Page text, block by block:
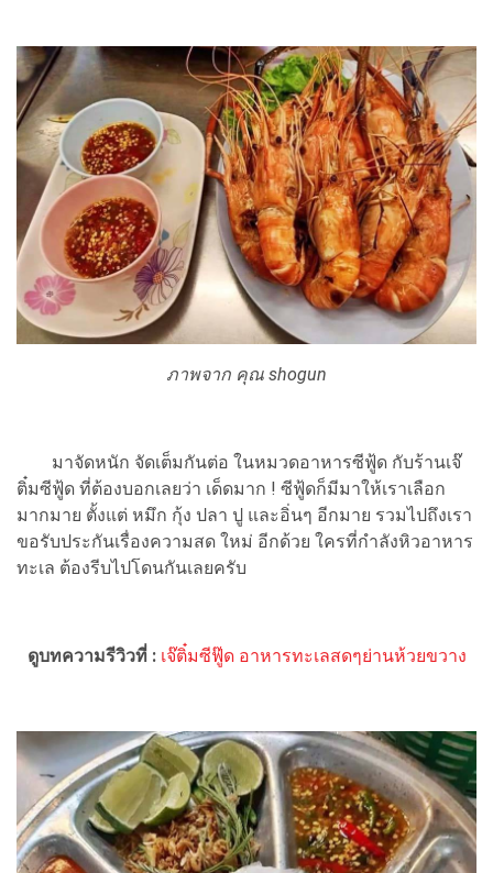
ภาพจาก คุณ shogun
มาจัดหนัก จัดเต็มกันต่อ ในหมวดอาหารซีฟู้ด กับร้านเจ๊
ติ๋มซีฟู้ด ที่ต้องบอกเลยว่า เด็ดมาก ! ซีฟู้ดก็มีมาให้เราเลือก
มากมาย ตั้งแต่ หมึก กุ้ง ปลา ปู และอิ่นๆ อีกมาย รวมไปถึงเรา
ขอรับประกันเรื่องความสด ใหม่ อีกด้วย ใครที่กำลังหิวอาหาร
ทะเล ต้องรีบไปโดนกันเลยครับ
ดูบทความรีวิวที่ : เจ๊ติ๋มซีฟู๊ด อาหารทะเลสดๆย่านห้วยขวาง